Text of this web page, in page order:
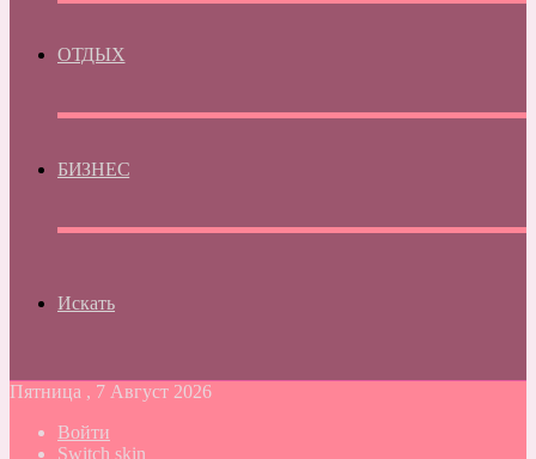
ОТДЫХ
БИЗНЕС
Искать
Пятница , 7 Август 2026
Войти
Switch skin